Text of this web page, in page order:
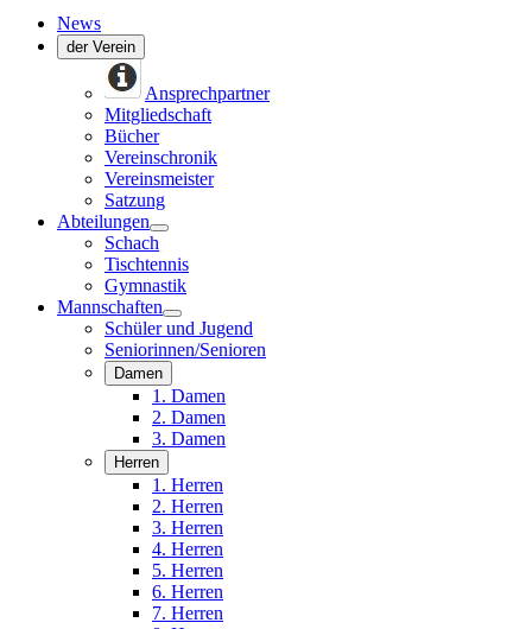
News
der Verein
Ansprechpartner
Mitgliedschaft
Bücher
Vereinschronik
Vereinsmeister
Satzung
Abteilungen
Schach
Tischtennis
Gymnastik
Mannschaften
Schüler und Jugend
Seniorinnen/Senioren
Damen
1. Damen
2. Damen
3. Damen
Herren
1. Herren
2. Herren
3. Herren
4. Herren
5. Herren
6. Herren
7. Herren